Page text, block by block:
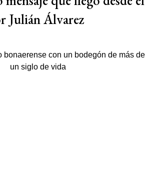
Julián Álvarez